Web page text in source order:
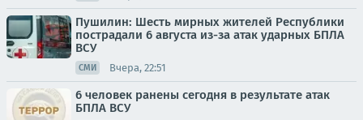
Пушилин: Шесть мирных жителей Республики
пострадали 6 августа из-за атак ударных БПЛА
ВСУ
СМИ Вчера, 22:51
6 человек ранены сегодня в результате атак
БПЛА ВСУ